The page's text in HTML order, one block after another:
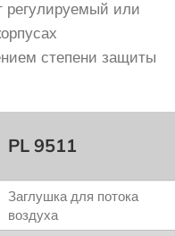
регулируемый или
степени защиты
PL 9511
Заглушка для потока
воздуха